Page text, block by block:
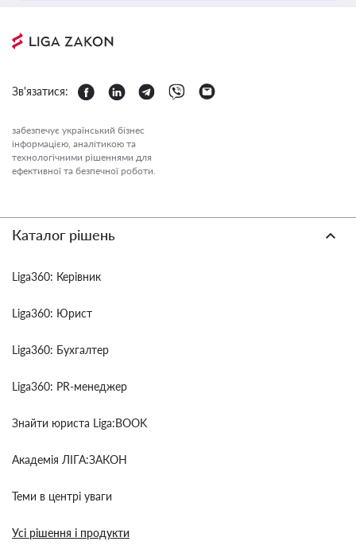
Зв'язатися:
забезпечує український бізнес
інформацією, аналітикою та
технологічними рішеннями для
ефективної та безпечної роботи.
Каталог рішень
Liga360: Керівник
Liga360: Юрист
Liga360: Бухгалтер
Liga360: PR-менеджер
Знайти юриста Liga:BOOK
Академія ЛІГА:ЗАКОН
Теми в центрі уваги
Усі рішення і продукти